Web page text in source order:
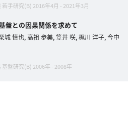
手研究(B) 2016年4月 - 2021年3月
盤との因果関係を求めて
城 慎也, 高祖 歩美, 笠井 咲, 梶川 洋子, 今中
盤研究(B) 2006年 - 2008年